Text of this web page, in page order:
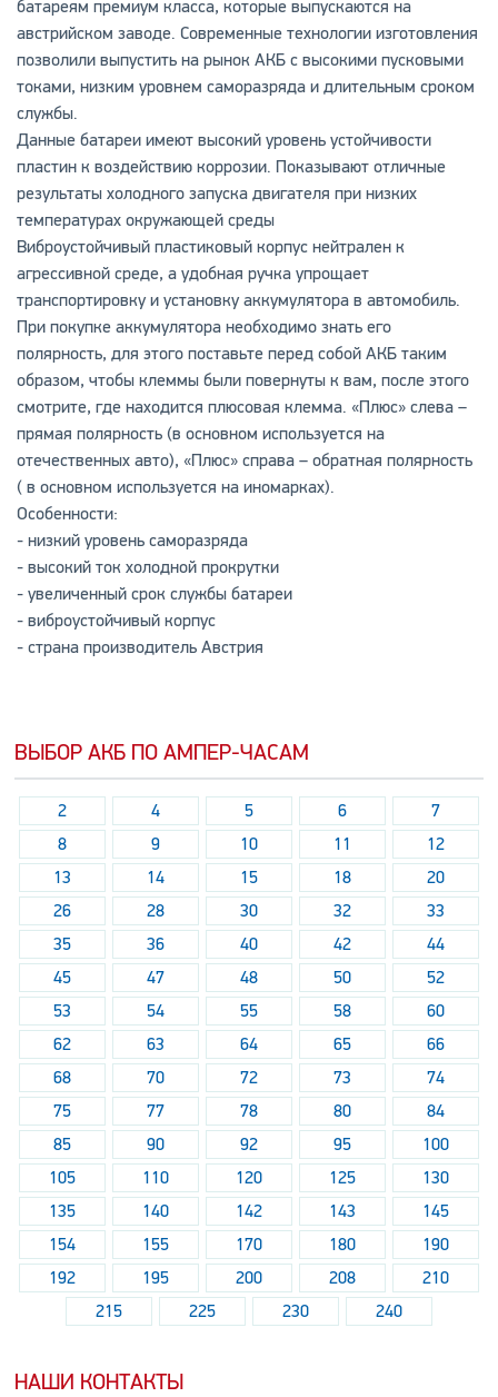
батареям премиум класса, которые выпускаются на
австрийском заводе. Современные технологии изготовления
позволили выпустить на рынок АКБ с высокими пусковыми
токами, низким уровнем саморазряда и длительным сроком
службы.
Данные батареи имеют высокий уровень устойчивости
пластин к воздействию коррозии. Показывают отличные
результаты холодного запуска двигателя при низких
температурах окружающей среды
Виброустойчивый пластиковый корпус нейтрален к
агрессивной среде, а удобная ручка упрощает
транспортировку и установку аккумулятора в автомобиль.
При покупке аккумулятора необходимо знать его
полярность, для этого поставьте перед собой АКБ таким
образом, чтобы клеммы были повернуты к вам, после этого
смотрите, где находится плюсовая клемма. «Плюс» слева –
прямая полярность (в основном используется на
отечественных авто), «Плюс» справа – обратная полярность
( в основном используется на иномарках).
Особенности:
- низкий уровень саморазряда
- высокий ток холодной прокрутки
- увеличенный срок службы батареи
- виброустойчивый корпус
- страна производитель Австрия
ВЫБОР АКБ ПО АМПЕР-ЧАСАМ
2 4 5 6
7
8
9 10 11
12
13
14 15 18
20
26
28 30 32
33
35
36 40 42
44
45
47 48 50
52
53
54 55 58
60
62
63 64 65
66
68
70 72 73
74
75
77 78 80
84
85
90 92 95
100
105
110 120 125
130
135
140 142 143
145
154
155 170 180
190
192
195 200 208
210
215
225 230 240
НАШИ КОНТАКТЫ